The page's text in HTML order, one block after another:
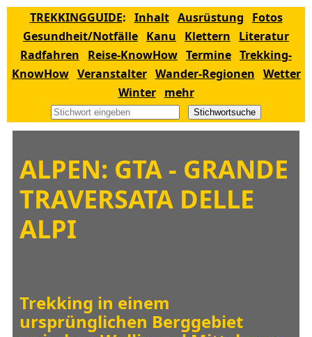
TREKKINGGUIDE: Inhalt Ausrüstung
Fotos
Gesundheit/Notfälle Kanu Klettern
Literatur
Radfahren
Reise-KnowHow Termine Trekking-
KnowHow Veranstalter Wander-Regionen Wetter
Winter
mehr
Stichwortsuche
ALPEN: GTA - GRANDE
TRAVERSATA DELLE
ALPI
Trekking in einem
ursprünglichen Berggebiet